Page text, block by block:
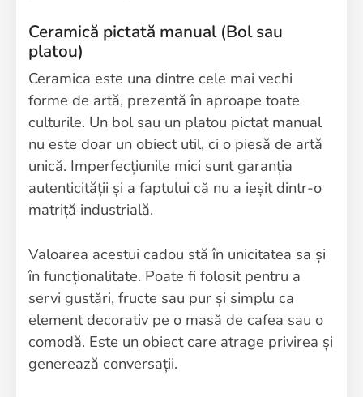
Ceramică pictată manual (Bol sau
platou)
Ceramica este una dintre cele mai vechi
forme de artă, prezentă în aproape toate
culturile. Un bol sau un platou pictat manual
nu este doar un obiect util, ci o piesă de artă
unică. Imperfecțiunile mici sunt garanția
autenticității și a faptului că nu a ieșit dintr-o
matriță industrială.
Valoarea acestui cadou stă în unicitatea sa și
în funcționalitate. Poate fi folosit pentru a
servi gustări, fructe sau pur și simplu ca
element decorativ pe o masă de cafea sau o
comodă. Este un obiect care atrage privirea și
generează conversații.